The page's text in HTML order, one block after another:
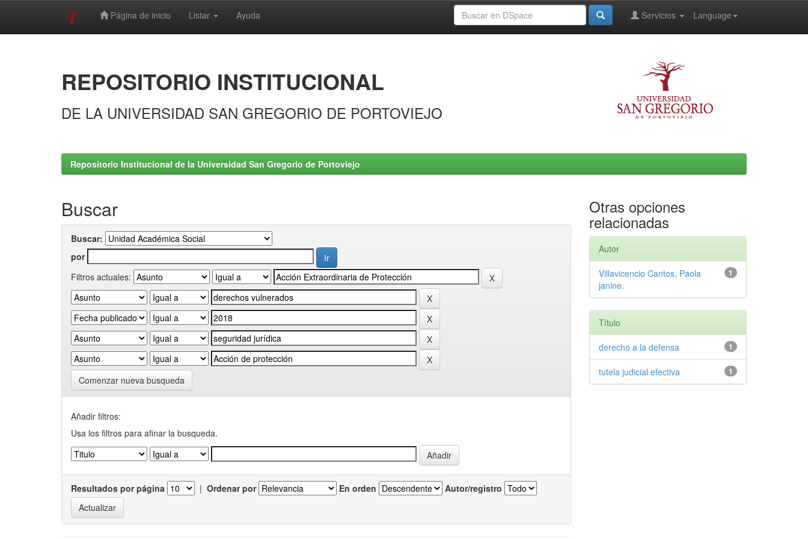
Página de inicio Listar Ayuda Language
Servicios
REPOSITORIO INSTITUCIONAL
DE LA UNIVERSIDAD SAN GREGORIO DE PORTOVIEJO
Repositorio Institucional de la Universidad San Gregorio de Portoviejo
Buscar
Buscar:
por
Filtros actuales:
Comenzar nueva busqueda
Añadir filtros:
Usa los filtros para afinar la busqueda.
Resultados por página | Ordenar por En orden Autor/registro
Otras opciones
relacionadas
Autor
1
Villavicencio Cantos, Paola
janine.
Título
1
derecho a la defensa
1
tutela judicial efectiva